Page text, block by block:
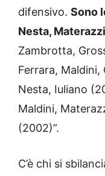
difensivo. Sono
Nesta,
Zambrotta,
Ferrara,
Nesta, Iuliano
Maldini,
(2002)”.
C’è chi si